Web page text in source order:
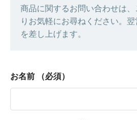
商品に関するお問い合わせは
りお気軽にお尋ねください。
を差し上げます。
お名前 （必須）